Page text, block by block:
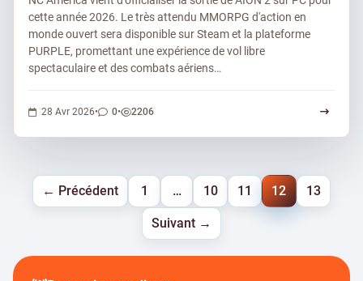
cette année 2026. Le très attendu MMORPG d'action en
monde ouvert sera disponible sur Steam et la plateforme
PURPLE, promettant une expérience de vol libre
spectaculaire et des combats aériens…
28 Avr 2026• 0
0 commentaires
• 2206
2206 vues
← Précédent 1 … 10 11 12 13
Suivant →